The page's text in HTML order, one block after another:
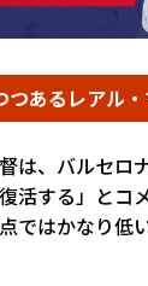
つあるレアル
は、バルセロ
活する」とコ
ではかなり低